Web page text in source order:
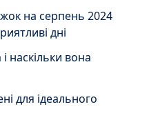
на серпень 2024
дні
наскільки вона
для ідеального